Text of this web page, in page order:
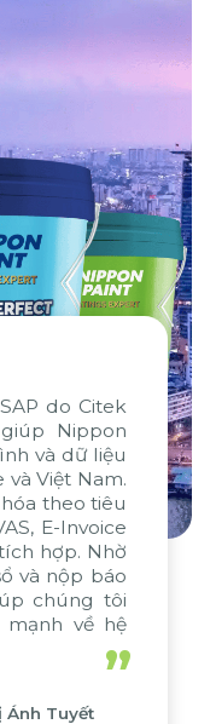
do Citek
Nippon
và dữ liệu
Việt Nam.
theo tiêu
E-Invoice
hợp. Nhờ
và nộp báo
chúng tôi
về hệ
tập đoàn,
động tại các
”
Ánh Tuyết